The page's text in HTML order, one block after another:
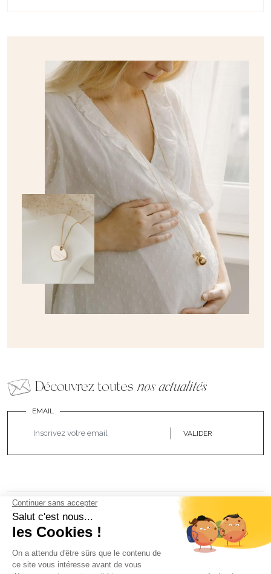
Découvrez toutes nos actualités
EMAIL
VALIDER
NOS BIJOUX